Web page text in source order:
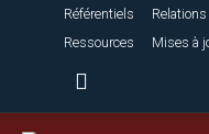
Référentiels
Ressources
Mises à